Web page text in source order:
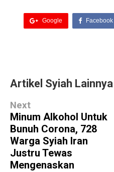
Google Facebook
Artikel Syiah Lainnya
Next
Minum Alkohol Untuk
Bunuh Corona, 728
Warga Syiah Iran
Justru Tewas
Mengenaskan